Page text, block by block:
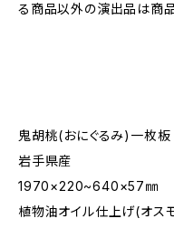
る商品以外の演出品は商品
鬼胡桃(おにぐるみ)一枚板
岩手県産
1970×220~640×57㎜
植物油オイル仕上げ(オス